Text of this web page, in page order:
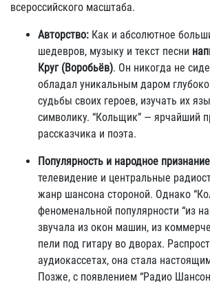
всероссийского масштаба.
Авторство: Как и абсолютное
шедевров, музыку и текст песни
Круг (Воробьёв). Он никогда не
обладал уникальным даром
судьбы своих героев, изучать их
символику. “Кольщик” — ярчайший
рассказчика и поэта.
Популярность и народное
телевидение и центральные
жанр шансона стороной. Однако
феноменальной популярности “из
звучала из окон машин, из
пели под гитару во дворах.
аудиокассетах, она стала
Позже, с появлением “Радио